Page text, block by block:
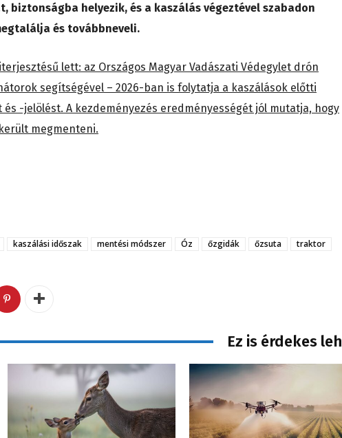
biztonságba helyezik, és a kaszálás végeztével szabadon
és továbbneveli.
lett: az Országos Magyar Vadászati Védegylet drón
segítségével – 2026-ban is folytatja a kaszálások előtti
-jelölést. A kezdeményezés eredményességét jól mutatja, hogy
megmenteni.
kaszálási időszak mentési módszer Óz őzgidák őzsuta
traktor
Ez is érdekes